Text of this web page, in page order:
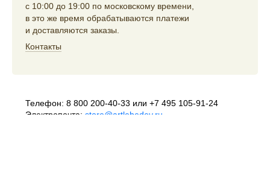
с 10:00 до 19:00 по московскому времени,
в это же время обрабатываются платежи
и доставляются заказы.
Контакты
Телефон: 8 800 200-40-33 или +7 495 105-91-24
Электропочта: store@artlebedev.ru